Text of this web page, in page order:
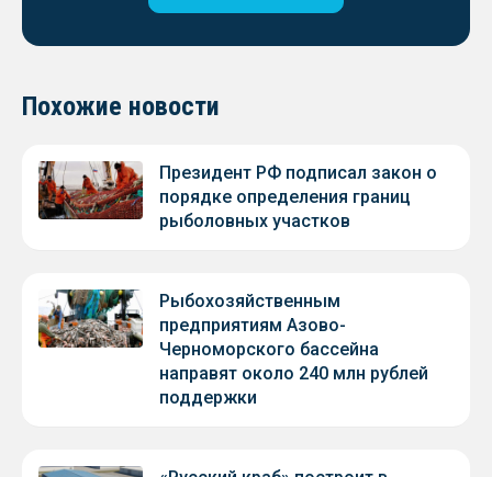
Похожие новости
Президент РФ подписал закон о
порядке определения границ
рыболовных участков
Рыбохозяйственным
предприятиям Азово-
Черноморского бассейна
направят около 240 млн рублей
поддержки